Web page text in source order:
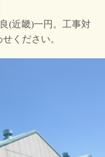
(近畿)一円。工事対
ください。